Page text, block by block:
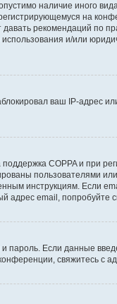
наличие иного
на
рекомендаций по
и/или
ваш IP-адрес
COPPA и при
пользователями
инструкциям. Если
адрес email, попробуйте
пароль. Если данные
свяжитесь с